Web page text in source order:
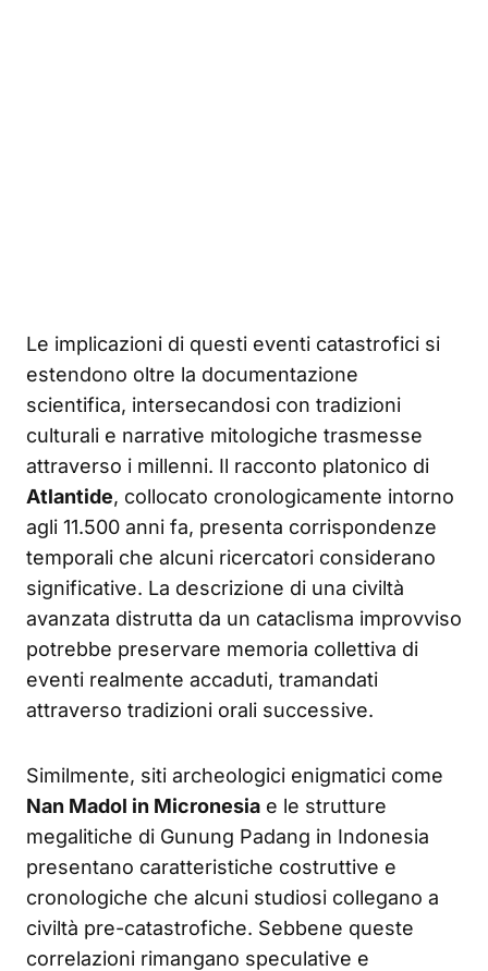
Le implicazioni di questi eventi catastrofici si
estendono oltre la documentazione
scientifica, intersecandosi con tradizioni
culturali e narrative mitologiche trasmesse
attraverso i millenni. Il racconto platonico di
Atlantide, collocato cronologicamente intorno
agli 11.500 anni fa, presenta corrispondenze
temporali che alcuni ricercatori considerano
significative. La descrizione di una civiltà
avanzata distrutta da un cataclisma improvviso
potrebbe preservare memoria collettiva di
eventi realmente accaduti, tramandati
attraverso tradizioni orali successive.
Similmente, siti archeologici enigmatici come
Nan Madol in Micronesia e le strutture
megalitiche di Gunung Padang in Indonesia
presentano caratteristiche costruttive e
cronologiche che alcuni studiosi collegano a
civiltà pre-catastrofiche. Sebbene queste
correlazioni rimangano speculative e